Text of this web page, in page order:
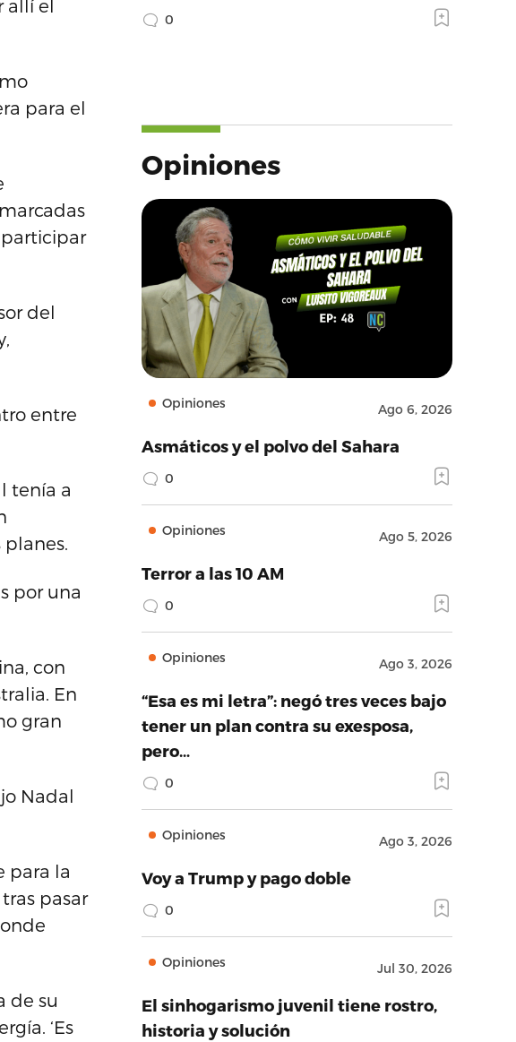
allí el
para el
participar
del
entre
tenía a
por una
con
En
gran
Nadal
para la
pasar
de su
‘Es
0
Opiniones
Opiniones Ago 6, 2026
Asmáticos y el polvo del Sahara
0
Opiniones Ago 5, 2026
Terror a las 10 AM
0
Opiniones Ago 3, 2026
“Esa es mi letra”: negó tres veces bajo
tener un plan contra su exesposa,
pero…
0
Opiniones Ago 3, 2026
Voy a Trump y pago doble
0
Opiniones Jul 30, 2026
El sinhogarismo juvenil tiene rostro,
historia y solución